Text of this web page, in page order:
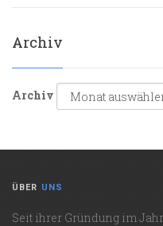
Archiv
Archiv
ÜBER UNS
Seit ihrer Gründung im